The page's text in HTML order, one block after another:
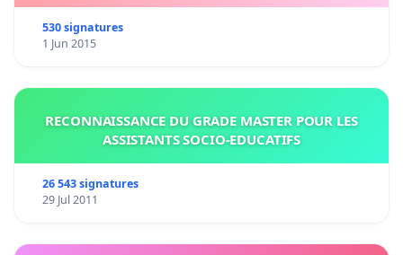
530 signatures
1 Jun 2015
RECONNAISSANCE DU GRADE MASTER POUR LES
ASSISTANTS SOCIO-EDUCATIFS
26 543 signatures
29 Jul 2011